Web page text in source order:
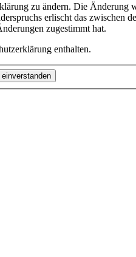
zu ändern. Die
erlischt das zwischen
zugestimmt hat.
enthalten.